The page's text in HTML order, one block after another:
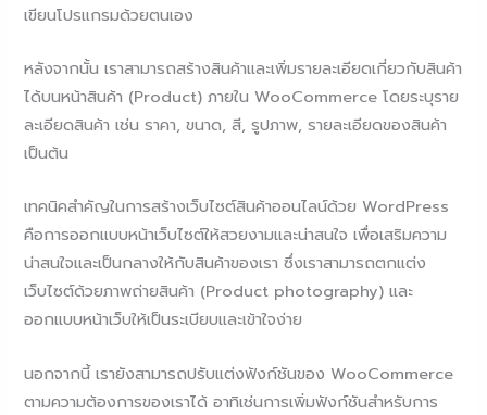
เขียนโปรแกรมด้วยตนเอง
หลังจากนั้น เราสามารถสร้างสินค้าและเพิ่มรายละเอียดเกี่ยวกับสินค้า
ได้บนหน้าสินค้า (Product) ภายใน WooCommerce โดยระบุราย
ละเอียดสินค้า เช่น ราคา, ขนาด, สี, รูปภาพ, รายละเอียดของสินค้า
เป็นต้น
เทคนิคสำคัญในการสร้างเว็บไซต์สินค้าออนไลน์ด้วย WordPress
คือการออกแบบหน้าเว็บไซต์ให้สวยงามและน่าสนใจ เพื่อเสริมความ
น่าสนใจและเป็นกลางให้กับสินค้าของเรา ซึ่งเราสามารถตกแต่ง
เว็บไซต์ด้วยภาพถ่ายสินค้า (Product photography) และ
ออกแบบหน้าเว็บให้เป็นระเบียบและเข้าใจง่าย
นอกจากนี้ เรายังสามารถปรับแต่งฟังก์ชันของ WooCommerce
ตามความต้องการของเราได้ อาทิเช่นการเพิ่มฟังก์ชันสำหรับการ